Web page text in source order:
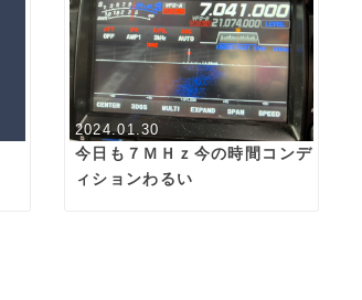
2024.01.30
今日も７ＭＨｚ今の時間コンデ
ィションわるい